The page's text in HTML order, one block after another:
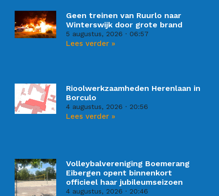
Geen treinen van Ruurlo naar
Winterswijk door grote brand
5 augustus, 2026 06:57
Lees verder »
Rioolwerkzaamheden Herenlaan in
Borculo
4 augustus, 2026 20:56
Lees verder »
Volleybalvereniging Boemerang
Eibergen opent binnenkort
officieel haar jubileumseizoen
4 augustus, 2026 20:46